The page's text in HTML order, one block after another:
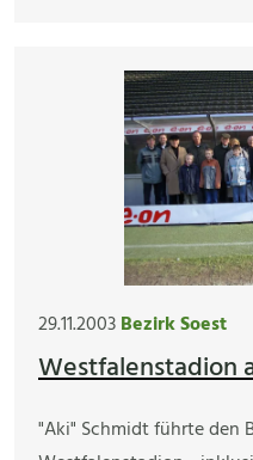
29.11.2003Bezirk Soest
Westfalenstadion
"Aki" Schmidt führte den